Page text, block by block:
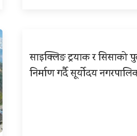
साइक्लिङ ट्रयाक र सिसाको
निर्माण गर्दै सूर्योदय